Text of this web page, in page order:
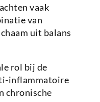
vaak
van
uit balans
rol bij de
inflammatoire
chronische